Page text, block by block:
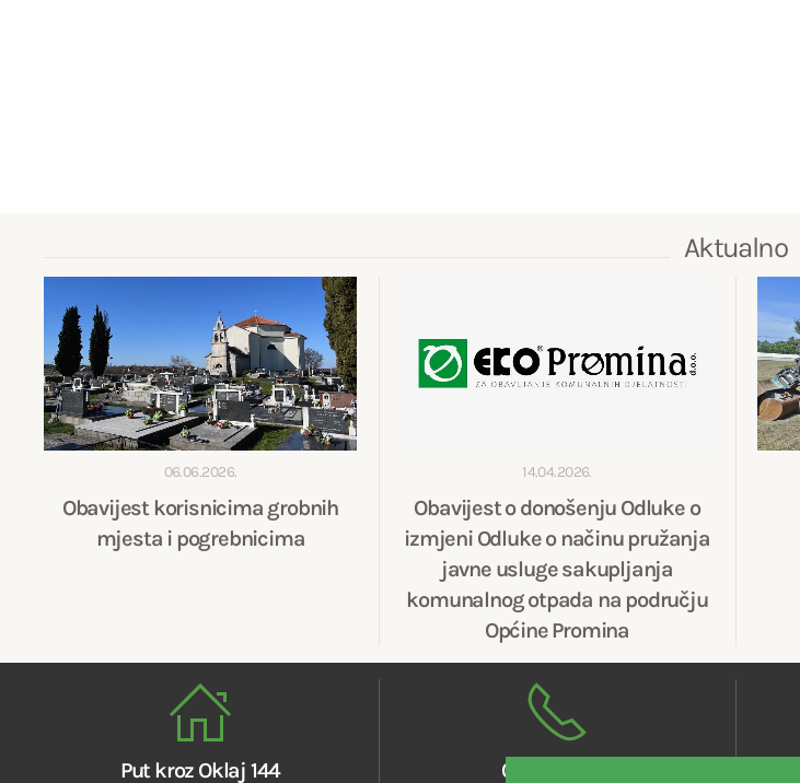
Aktualno
06.06.2026.
Obavijest korisnicima grobnih
mjesta i pogrebnicima
14.04.2026.
Obavijest o donošenju Odluke o
izmjeni Odluke o načinu pružanja
javne usluge sakupljanja
komunalnog otpada na području
Općine Promina
Put kroz Oklaj 144 022 881 046